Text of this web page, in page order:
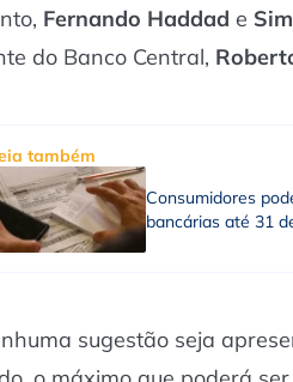
Fernando Haddad e
do Banco Central,
também
Consumidores
bancárias até 31
sugestão seja